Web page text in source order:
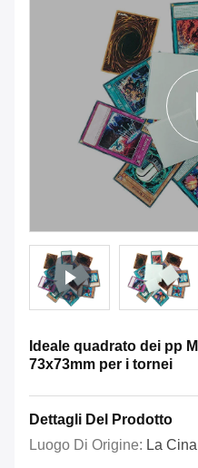
Ideale quadrato dei pp
73x73mm per i tornei
Dettagli Del Prodotto
Luogo Di Origine: La Cina